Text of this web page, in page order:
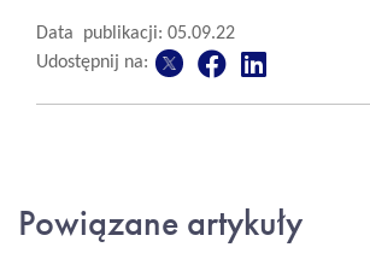
Data publikacji: 05.09.22
Udostępnij na:
Powiązane artykuły